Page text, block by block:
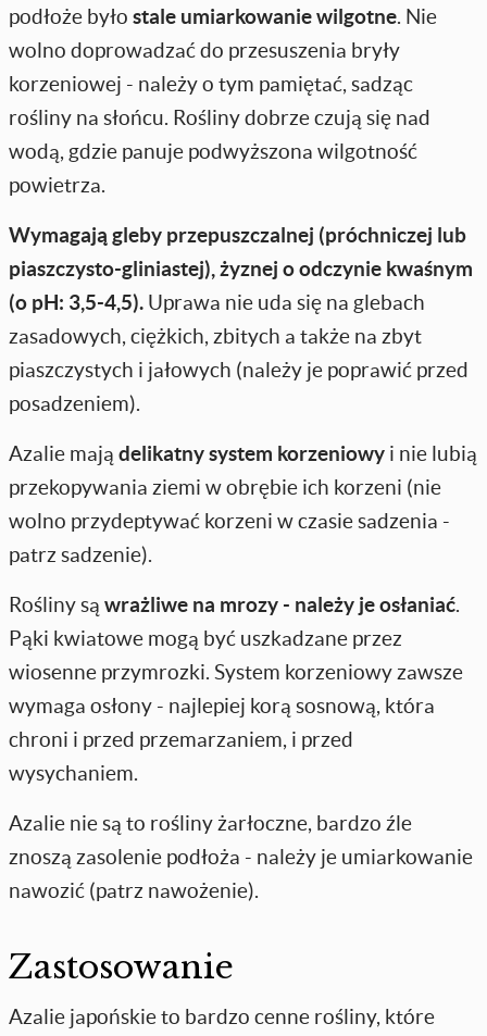
podłoże było stale umiarkowanie wilgotne. Nie
wolno doprowadzać do przesuszenia bryły
korzeniowej - należy o tym pamiętać, sadząc
rośliny na słońcu. Rośliny dobrze czują się nad
wodą, gdzie panuje podwyższona wilgotność
powietrza.
Wymagają gleby przepuszczalnej (próchniczej lub
piaszczysto-gliniastej), żyznej o odczynie kwaśnym
(o pH: 3,5-4,5). Uprawa nie uda się na glebach
zasadowych, ciężkich, zbitych a także na zbyt
piaszczystych i jałowych (należy je poprawić przed
posadzeniem).
Azalie mają delikatny system korzeniowy i nie lubią
przekopywania ziemi w obrębie ich korzeni (nie
wolno przydeptywać korzeni w czasie sadzenia -
patrz sadzenie).
Rośliny są wrażliwe na mrozy - należy je osłaniać.
Pąki kwiatowe mogą być uszkadzane przez
wiosenne przymrozki. System korzeniowy zawsze
wymaga osłony - najlepiej korą sosnową, która
chroni i przed przemarzaniem, i przed
wysychaniem.
Azalie nie są to rośliny żarłoczne, bardzo źle
znoszą zasolenie podłoża - należy je umiarkowanie
nawozić (patrz nawożenie).
Zastosowanie
Azalie japońskie to bardzo cenne rośliny, które